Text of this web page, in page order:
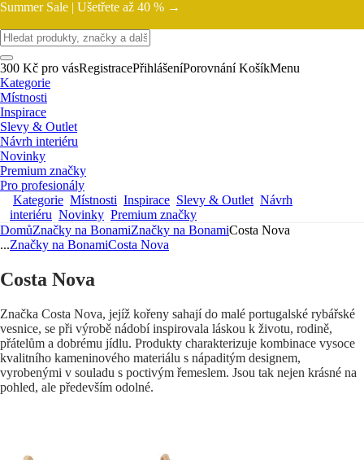
Summer Sale | Ušetřete až 40 % →
300 Kč pro vásRegistracePřihlášeníPorovnání KošíkMenu
Kategorie
Místnosti
Inspirace
Slevy & Outlet
Návrh interiéru
Novinky
Premium značky
Pro profesionály
Kategorie Místnosti Inspirace Slevy & Outlet Návrh
interiéru Novinky Premium značky
DomůZnačky na BonamiZnačky na BonamiCosta Nova
...Značky na BonamiCosta Nova
Costa Nova
Značka Costa Nova, jejíž kořeny sahají do malé portugalské rybářské
vesnice, se při výrobě nádobí inspirovala láskou k životu, rodině,
přátelům a dobrému jídlu. Produkty charakterizuje kombinace vysoce
kvalitního kameninového materiálu s nápaditým designem,
vyrobenými v souladu s poctivým řemeslem. Jsou tak nejen krásné na
pohled, ale především odolné.